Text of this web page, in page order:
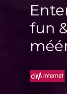
fun